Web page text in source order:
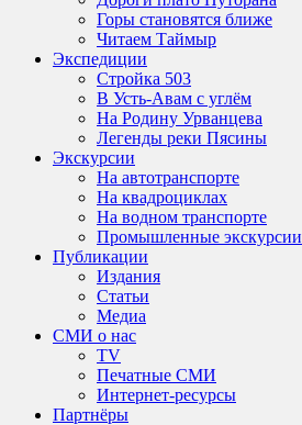
Горы становятся ближе
Читаем Таймыр
Экспедиции
Стройка 503
В Усть-Авам с углём
На Родину Урванцева
Легенды реки Пясины
Экскурсии
На автотранспорте
На квадроциклах
На водном транспорте
Промышленные экскурсии
Публикации
Издания
Статьи
Медиа
СМИ о нас
TV
Печатные СМИ
Интернет-ресурсы
Партнёры